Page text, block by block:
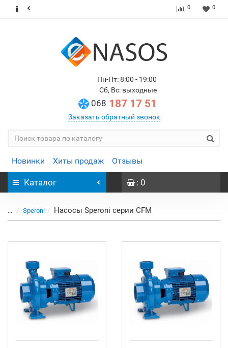
0 0
Пн-Пт: 8:00 - 19:00
Сб, Вс: выходные
068 187 17 51
Заказать обратный звонок
Новинки Хиты продаж Отзывы
Каталог : 0
... Speroni Насосы Speroni серии CFM